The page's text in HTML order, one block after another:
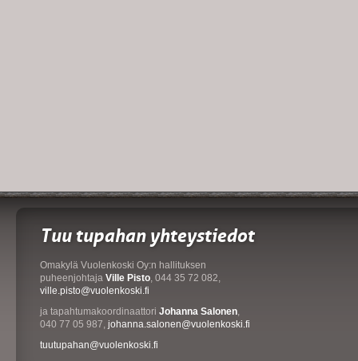
Tuu tupahan yhteystiedot
Omakylä Vuolenkoski Oy:n hallituksen
puheenjohtaja Ville Pisto, 044 35 72 082,
ville.pisto@vuolenkoski.fi
ja tapahtumakoordinaattori Johanna Salonen,
040 77 05 987, johanna.salonen@vuolenkoski.fi
tuutupahan@vuolenkoski.fi